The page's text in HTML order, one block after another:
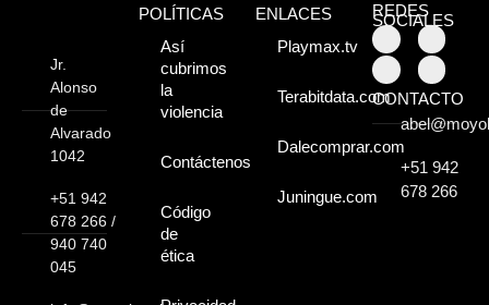
¡Descúbrelos!
Jr.
Alonso
de
Alvarado
1042
+51 942
678 266 /
940 740
045
POLÍTICAS
Así
cubrimos
la
violencia
Contáctenos
Código
de
ética
ENLACES
Playmax.tv
Terabitdata.com
Dalecomprar.com
Juningue.com
REDES
SOCIALES
CONTACTO
+51 942
678 266